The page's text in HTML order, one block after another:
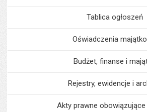
Tablica ogłoszeń
Oświadczenia
Budżet, finanse i
Rejestry, ewidencje i
Akty prawne obowiązujące